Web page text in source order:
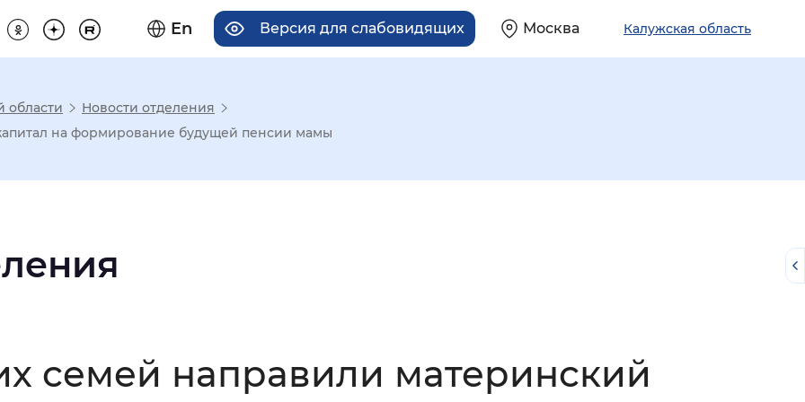
En Версия для слабовидящих Москва Калужская область
отображения
Увеличенный
области
Новости отделения
на формирование будущей пенсии мамы
семей направили материнский